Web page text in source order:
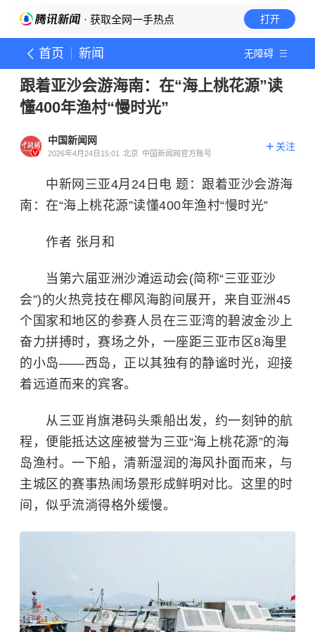
· 获取全网一手热点 打开
首页 新闻 无障碍
跟着亚沙会游海南：在“海上桃花源”读
懂400年渔村“慢时光”
中国新闻网
2026年4月24日15:01 北京 中国新闻网官方账号
关注
中新网三亚4月24日电 题：跟着亚沙会游海
南：在“海上桃花源”读懂400年渔村“慢时光”
作者 张月和
当第六届亚洲沙滩运动会(简称“三亚亚沙
会”)的火热竞技在椰风海韵间展开，来自亚洲45
个国家和地区的参赛人员在三亚湾的碧波金沙上
奋力拼搏时，赛场之外，一座距三亚市区8海里
的小岛——西岛，正以其独有的静谧时光，迎接
着远道而来的宾客。
从三亚肖旗港码头乘船出发，约一刻钟的航
程，便能抵达这座被誉为三亚“海上桃花源”的海
岛渔村。一下船，清新湿润的海风扑面而来，与
主城区的赛事热闹场景形成鲜明对比。这里的时
间，似乎流淌得格外缓慢。